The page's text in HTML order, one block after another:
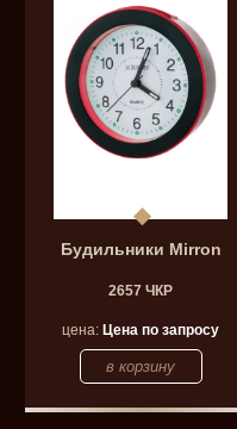
Будильники Mirron
2657 ЧКР
цена: Цена по запросу